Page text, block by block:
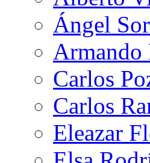
Ángel
Armando
Carlos
Carlos
Eleazar